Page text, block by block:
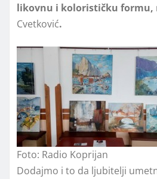
likovnu i kolorističku formu,
Cvetković.
Foto: Radio Koprijan
Dodajmo i to da ljubitelji